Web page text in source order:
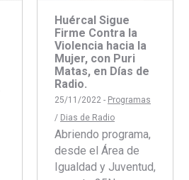
Huércal Sigue
Firme Contra la
Violencia hacia la
Mujer, con Puri
Matas, en Días de
Radio.
25/11/2022 - Programas
/ Dias de Radio
Abriendo programa,
desde el Área de
Igualdad y Juventud,